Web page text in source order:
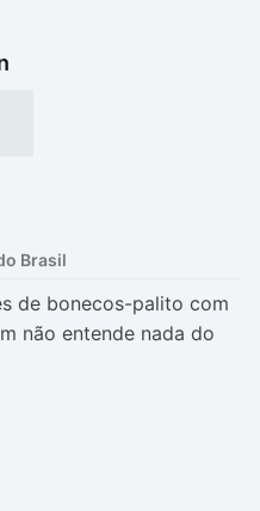
de bonecos-palito com
não entende nada do